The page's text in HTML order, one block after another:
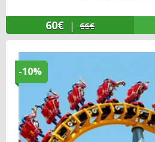
60€ | 66€
-10%